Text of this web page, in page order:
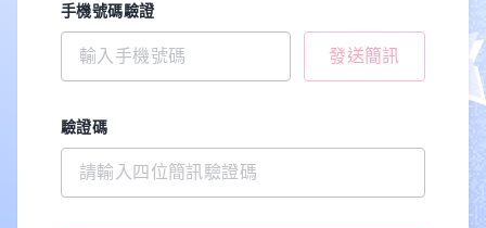
手機號碼驗證
發送簡訊
驗證碼